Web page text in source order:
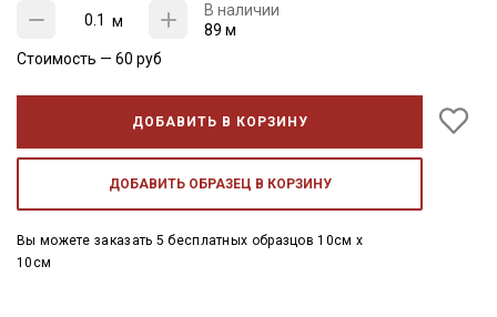
м
В наличии
89 м
Стоимость — 60 руб
ДОБАВИТЬ В КОРЗИНУ
ДОБАВИТЬ ОБРАЗЕЦ В КОРЗИНУ
Вы можете заказать 5 бесплатных образцов 10см x
10см